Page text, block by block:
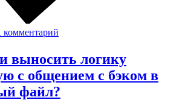
комментарий
выносить логику
с общением с бэком в
файл?